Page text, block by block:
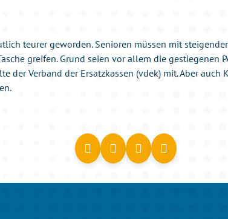
teurer geworden. Senioren müssen mit
greifen. Grund seien vor allem die gestiegenen
der Verband der Ersatzkassen (vdek) mit. Aber auch